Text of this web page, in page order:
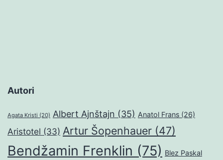
Autori
Agata Kristi (20) Albert Ajnštajn (35) Anatol Frans (26)
Aristotel (33) Artur Šopenhauer (47)
Bendžamin Frenklin (75) Blez Paskal